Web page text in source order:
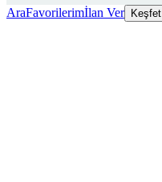
AraFavorilerimİlan Ver Keşfet